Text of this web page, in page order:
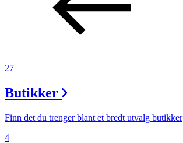
27
Butikker
Finn det du trenger blant et bredt utvalg butikker
4